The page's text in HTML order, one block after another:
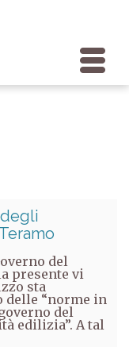
del
presente vi
sta
delle “norme in
del
edilizia”. A tal